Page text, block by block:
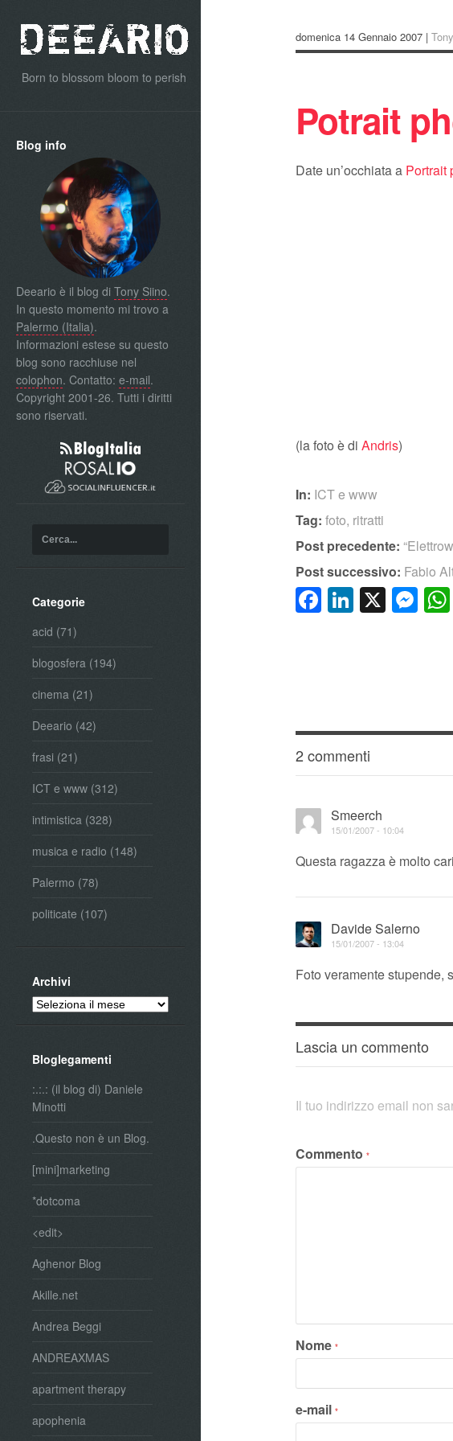
Born to blossom bloom to perish
Blog info
Deeario è il blog di Tony Siino.
In questo momento mi trovo a
Palermo (Italia).
Informazioni estese su questo
blog sono racchiuse nel
colophon. Contatto: e-mail.
Copyright 2001-26. Tutti i diritti
sono riservati.
Categorie
acid (71)
blogosfera (194)
cinema (21)
Deeario (42)
frasi (21)
ICT e www (312)
intimistica (328)
musica e radio (148)
Palermo (78)
politicate (107)
Archivi
Archivi
Bloglegamenti
:.:.: (il blog di) Daniele
Minotti
.Questo non è un Blog.
[mini]marketing
*dotcoma
<edit>
Aghenor Blog
Akille.net
Andrea Beggi
ANDREAXMAS
apartment therapy
apophenia
domenica 14 Gennaio 2007 |
Potrait
Date un’occhiata a Portrait
(la foto è diAndris)
In: ICT e www
Tag: foto, ritratti
Post precedente:
Post successivo: Fabio
Facebook
X
2 commenti
Smeerch
15/01/2007 - 10:04
Questa ragazza è molto
Davide Salerno
15/01/2007 - 13:04
Foto veramente stupende,
Lascia un commento
Il tuo indirizzo email non
Commento*
Nome*
e-mail*